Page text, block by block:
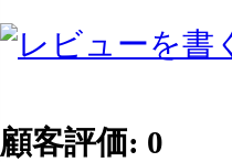
顧客評価: 0